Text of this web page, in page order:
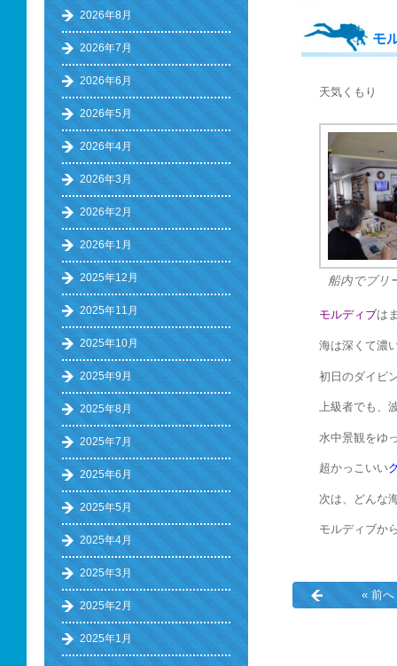
モ
天気くもり
船内でブリ
モルディブは
海は深くて濃
初日のダイビ
上級者でも、
水中景観をゆ
超かっこいい
次は、どんな
モルディブか
« 前へ
2026年8月
2026年7月
2026年6月
2026年5月
2026年4月
2026年3月
2026年2月
2026年1月
2025年12月
2025年11月
2025年10月
2025年9月
2025年8月
2025年7月
2025年6月
2025年5月
2025年4月
2025年3月
2025年2月
2025年1月